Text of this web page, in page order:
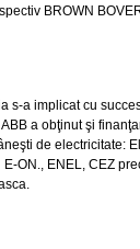
BROWN
s-a implicat cu
a obţinut şi
de electricitate:
ON., ENEL, CEZ